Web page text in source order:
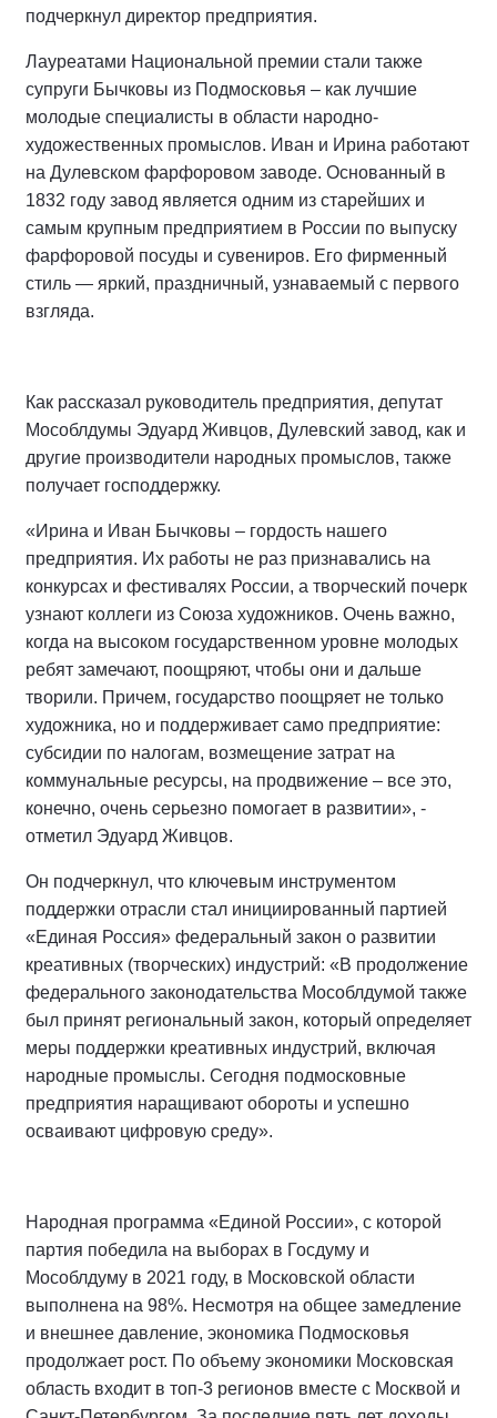
подчеркнул директор предприятия.
Лауреатами Национальной премии стали также
супруги Бычковы из Подмосковья – как лучшие
молодые специалисты в области народно-
художественных промыслов. Иван и Ирина работают
на Дулевском фарфоровом заводе. Основанный в
1832 году завод является одним из старейших и
самым крупным предприятием в России по выпуску
фарфоровой посуды и сувениров. Его фирменный
стиль — яркий, праздничный, узнаваемый с первого
взгляда.
Как рассказал руководитель предприятия, депутат
Мособлдумы Эдуард Живцов, Дулевский завод, как и
другие производители народных промыслов, также
получает господдержку.
«Ирина и Иван Бычковы – гордость нашего
предприятия. Их работы не раз признавались на
конкурсах и фестивалях России, а творческий почерк
узнают коллеги из Союза художников. Очень важно,
когда на высоком государственном уровне молодых
ребят замечают, поощряют, чтобы они и дальше
творили. Причем, государство поощряет не только
художника, но и поддерживает само предприятие:
субсидии по налогам, возмещение затрат на
коммунальные ресурсы, на продвижение – все это,
конечно, очень серьезно помогает в развитии», -
отметил Эдуард Живцов.
Он подчеркнул, что ключевым инструментом
поддержки отрасли стал инициированный партией
«Единая Россия» федеральный закон о развитии
креативных (творческих) индустрий: «В продолжение
федерального законодательства Мособлдумой также
был принят региональный закон, который определяет
меры поддержки креативных индустрий, включая
народные промыслы. Сегодня подмосковные
предприятия наращивают обороты и успешно
осваивают цифровую среду».
Народная программа «Единой России», с которой
партия победила на выборах в Госдуму и
Мособлдуму в 2021 году, в Московской области
выполнена на 98%. Несмотря на общее замедление
и внешнее давление, экономика Подмосковья
продолжает рост. По объему экономики Московская
область входит в топ-3 регионов вместе с Москвой и